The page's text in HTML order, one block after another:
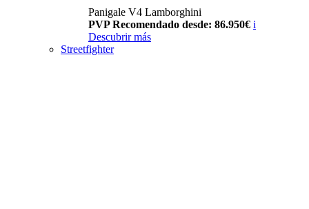
Panigale V4 Lamborghini
PVP Recomendado desde: 86.950€ i
Descubrir más
Streetfighter